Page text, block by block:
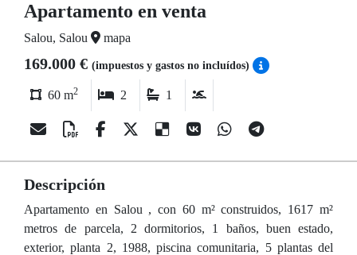
Apartamento en venta
Salou, Salou mapa
169.000 € (impuestos y gastos no incluídos)
60 m2 2 1
Descripción
Apartamento en Salou , con 60 m² construidos, 1617 m²
metros de parcela, 2 dormitorios, 1 baños, buen estado,
exterior, planta 2, 1988, piscina comunitaria, 5 plantas del